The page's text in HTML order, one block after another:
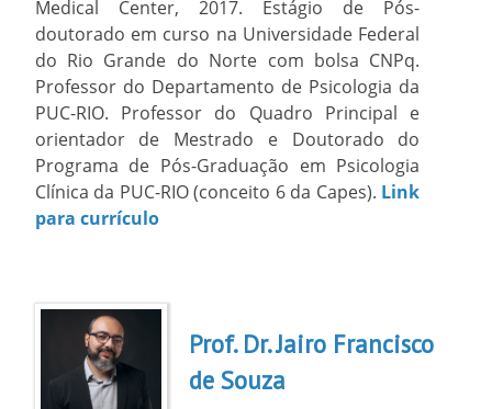
Medical Center, 2017. Estágio de Pós-
doutorado em curso na Universidade Federal
do Rio Grande do Norte com bolsa CNPq.
Professor do Departamento de Psicologia da
PUC-RIO. Professor do Quadro Principal e
orientador de Mestrado e Doutorado do
Programa de Pós-Graduação em Psicologia
Clínica da PUC-RIO (conceito 6 da Capes). Link
para currículo
Prof. Dr. Jairo Francisco
de Souza